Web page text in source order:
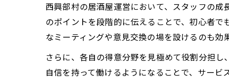
西興部村の居酒屋運営において、スタッフの
のポイントを段階的に伝えることで、初心者
なミーティングや意見交換の場を設けるのも効
さらに、各自の得意分野を見極めて役割分担
自信を持って働けるようになることで、サー